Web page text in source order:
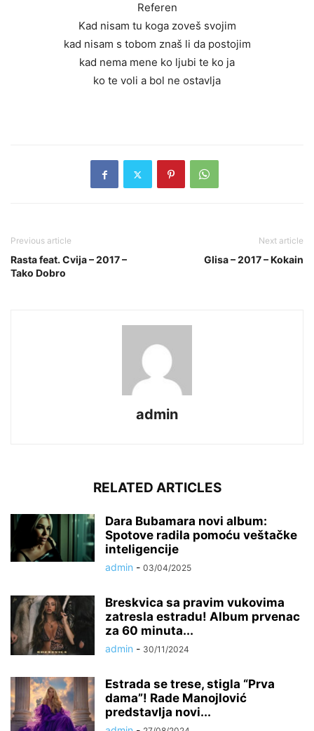
Referen
Kad nisam tu koga zoveš svojim
kad nisam s tobom znaš li da postojim
kad nema mene ko ljubi te ko ja
ko te voli a bol ne ostavlja
Previous article
Rasta feat. Cvija – 2017 –
Tako Dobro
Next article
Glisa – 2017 – Kokain
admin
RELATED ARTICLES
Dara Bubamara novi album:
Spotove radila pomoću veštačke
inteligencije
admin - 03/04/2025
Breskvica sa pravim vukovima
zatresla estradu! Album prvenac
za 60 minuta...
admin - 30/11/2024
Estrada se trese, stigla “Prva
dama”! Rade Manojlović
predstavlja novi...